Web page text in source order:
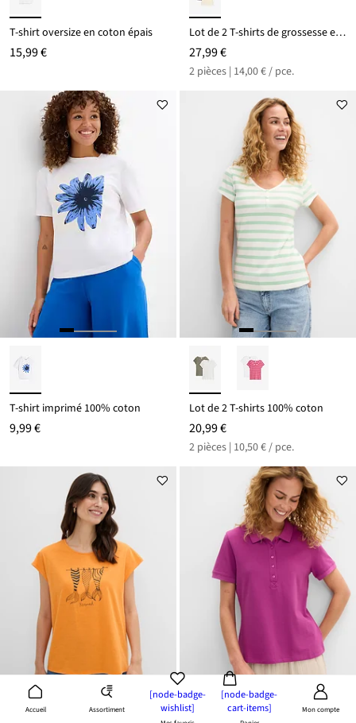
Accueil Assortiment
[node-badge-
wishlist]
[node-badge-
cart-items]
Mon compte
T-shirt oversize en coton épais
15,99 €
Lot de 2 T-shirts de grossesse et d’allaitement 100% coton
27,99 €
2 pièces | 14,00 € / pce.
T-shirt imprimé 100% coton
9,99 €
Lot de 2 T-shirts 100% coton
20,99 €
2 pièces | 10,50 € / pce.